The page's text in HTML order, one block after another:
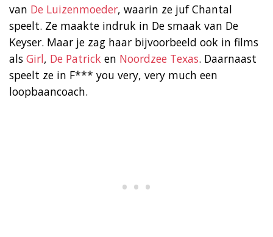
van De Luizenmoeder, waarin ze juf Chantal
speelt. Ze maakte indruk in De smaak van De
Keyser. Maar je zag haar bijvoorbeeld ook in films
als Girl, De Patrick en Noordzee Texas. Daarnaast
speelt ze in F*** you very, very much een
loopbaancoach.